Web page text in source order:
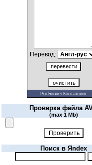
Перевод:
РосБизнесКонсалтинг
Проверка файла
(max 1 Mb)
Поиск в Яndex